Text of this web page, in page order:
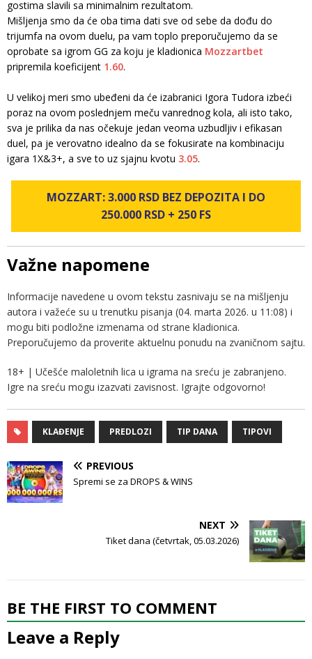
gostima slavili sa minimalnim rezultatom.
Mišljenja smo da će oba tima dati sve od sebe da dođu do
trijumfa na ovom duelu, pa vam toplo preporučujemo da se
oprobate sa igrom GG za koju je kladionica Mozzartbet
pripremila koeficijent 1.60.
U velikoj meri smo ubeđeni da će izabranici Igora Tudora izbeći
poraz na ovom poslednjem meču vanrednog kola, ali isto tako,
sva je prilika da nas očekuje jedan veoma uzbudljiv i efikasan
duel, pa je verovatno idealno da se fokusirate na kombinaciju
igara 1X&3+, a sve to uz sjajnu kvotu 3.05.
MOZZART: 3.000 RSD BEZ DEPOZITA I DO
250.000 RSD + 250 FS
Važne napomene
Informacije navedene u ovom tekstu zasnivaju se na mišljenju
autora i važeće su u trenutku pisanja (04. marta 2026. u 11:08) i
mogu biti podložne izmenama od strane kladionica.
Preporučujemo da proverite aktuelnu ponudu na zvaničnom sajtu.
18+ | Učešće maloletnih lica u igrama na sreću je zabranjeno.
Igre na sreću mogu izazvati zavisnost. Igrajte odgovorno!
KLAĐENJE PREDLOZI TIP DANA TIPOVI
PREVIOUS
Spremi se za DROPS & WINS
NEXT
Tiket dana (četvrtak, 05.03.2026)
BE THE FIRST TO COMMENT
Leave a Reply